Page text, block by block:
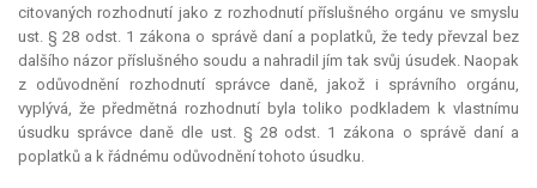
citovaných rozhodnutí jako z rozhodnutí příslušného orgánu ve smyslu
ust. § 28 odst. 1 zákona o správě daní a poplatků, že tedy převzal bez
dalšího názor příslušného soudu a nahradil jím tak svůj úsudek. Naopak
z odůvodnění rozhodnutí správce daně, jakož i správního orgánu,
vyplývá, že předmětná rozhodnutí byla toliko podkladem k vlastnímu
úsudku správce daně dle ust. § 28 odst. 1 zákona o správě daní a
poplatků a k řádnému odůvodnění tohoto úsudku.